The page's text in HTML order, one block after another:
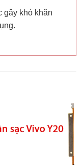
gây khó khăn